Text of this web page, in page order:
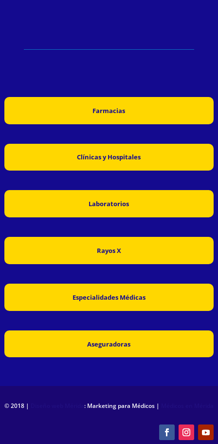
Farmacias
Clínicas y Hospitales
Laboratorios
Rayos X
Especialidades Médicas
Aseguradoras
© 2018 | : Marketing para Médicos |